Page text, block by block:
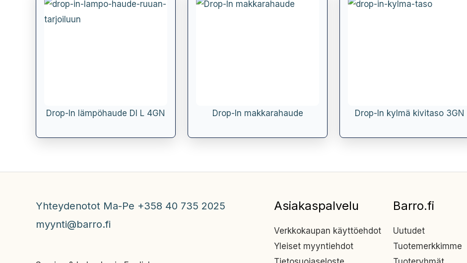
Drop-In lämpöhaude DI L 4GN Drop-In makkarahaude Drop-In kylmä kivitaso 3GN
Yhteydenotot Ma-Pe +358 40 735 2025
myynti@barro.fi
Asiakaspalvelu
Verkkokaupan käyttöehdot
Yleiset myyntiehdot
Barro.fi
Uutudet
Tuotemerkkimme